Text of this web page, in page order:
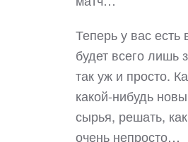
Теперь у вас
будет всего лишь
так уж и просто.
какой-нибудь
сырья, решать,
очень непросто…